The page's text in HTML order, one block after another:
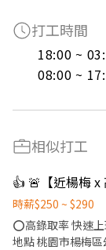
打工時間
18:00 ~
08:00 ~
相似打工
時薪$250 ~ $290
⭕高錄取率 快速上
地點 桃園市楊梅區幼獅